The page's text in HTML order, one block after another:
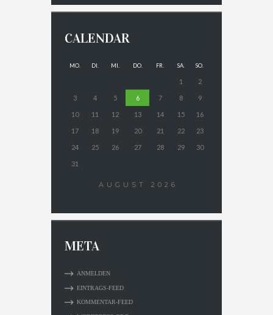
CALENDAR
MO. DI. MI. DO. FR. SA. SO.
1 2
3 4 5 6 7 8 9
10 11 12 13 14 15 16
17 18 19 20 21 22 23
24 25 26 27 28 29 30
31
AUGUST 2026
META
ANMELDEN
EINTRAGS-FEED
KOMMENTAR-FEED